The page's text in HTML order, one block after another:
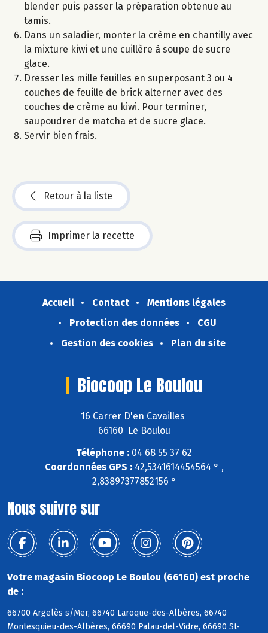
blender puis passer la préparation obtenue au
tamis.
Dans un saladier, monter la crème en chantilly avec
la mixture kiwi et une cuillère à soupe de sucre
glace.
Dresser les mille feuilles en superposant 3 ou 4
couches de feuille de brick alterner avec des
couches de crème au kiwi. Pour terminer,
saupoudrer de matcha et de sucre glace.
Servir bien frais.
Retour à la liste
Imprimer la recette
Accueil Contact
Mentions légales
Protection des données
CGU
Gestion des cookies
Plan du site
Biocoop Le Boulou
16 Carrer D'en Cavailles
66160 Le Boulou
Téléphone : 04 68 55 37 62
Coordonnées GPS :42,5341614454564 ° ,
2,83897377852156 °
Nous suivre sur
Votre magasin Biocoop Le Boulou (66160) est proche
de :
66700 Argelès s/Mer, 66740 Laroque-des-Albères, 66740
Montesquieu-des-Albères, 66690 Palau-del-Vidre, 66690 St-